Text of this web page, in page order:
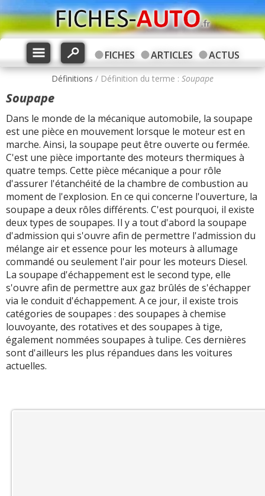
FICHES ARTICLES ACTUS
Définitions / Définition du terme : Soupape
Soupape
Dans le monde de la mécanique automobile, la soupape
est une pièce en mouvement lorsque le moteur est en
marche. Ainsi, la soupape peut être ouverte ou fermée.
C'est une pièce importante des moteurs thermiques à
quatre temps. Cette pièce mécanique a pour rôle
d'assurer l'étanchéité de la chambre de combustion au
moment de l'explosion. En ce qui concerne l'ouverture, la
soupape a deux rôles différents. C'est pourquoi, il existe
deux types de soupapes. Il y a tout d'abord la soupape
d'admission qui s'ouvre afin de permettre l'admission du
mélange air et essence pour les moteurs à allumage
commandé ou seulement l'air pour les moteurs Diesel.
La soupape d'échappement est le second type, elle
s'ouvre afin de permettre aux gaz brûlés de s'échapper
via le conduit d'échappement. A ce jour, il existe trois
catégories de soupapes : des soupapes à chemise
louvoyante, des rotatives et des soupapes à tige,
également nommées soupapes à tulipe. Ces dernières
sont d'ailleurs les plus répandues dans les voitures
actuelles.